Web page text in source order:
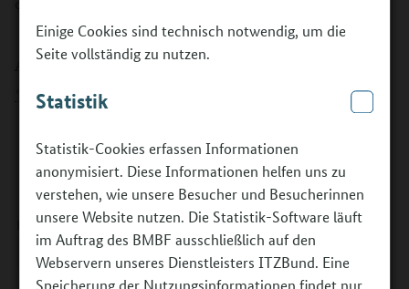
Einige Cookies sind technisch notwendig, um die
Seite vollständig zu nutzen.
Statistik
Statistik-Cookies erfassen Informationen
anonymisiert. Diese Informationen helfen uns zu
verstehen, wie unsere Besucher und Besucherinnen
unsere Website nutzen. Die Statistik-Software läuft
im Auftrag des BMBF ausschließlich auf den
Webservern unseres Dienstleisters ITZBund. Eine
Speicherung der Nutzungsinformationen findet nur
An- und Abmelden
Pflichtangabe
Anmeldung Abmeldung
E-Mail:*